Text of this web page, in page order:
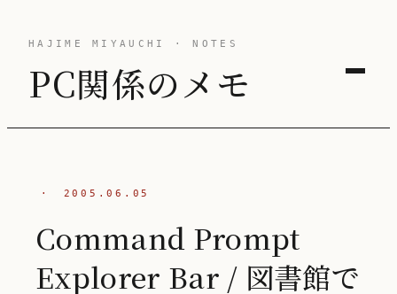
HAJIME MIYAUCHI · NOTES
PC関係のメモ
· 2005.06.05
Command Prompt
Explorer Bar / 図書館で